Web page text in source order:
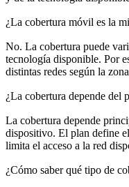
¿La cobertura móvil es la
No. La cobertura puede
tecnología disponible. Por
distintas redes según la
¿La cobertura depende del
La cobertura depende
dispositivo. El plan define
limita el acceso a la red
¿Cómo saber qué tipo de